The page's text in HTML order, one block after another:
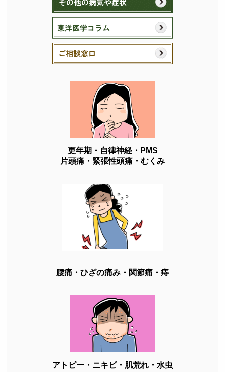
更年期・自律神経・PMS
片頭痛・緊張性頭痛・むくみ
腰痛・ひざの痛み・関節痛・痔
アトピー・ニキビ・肌荒れ・水虫